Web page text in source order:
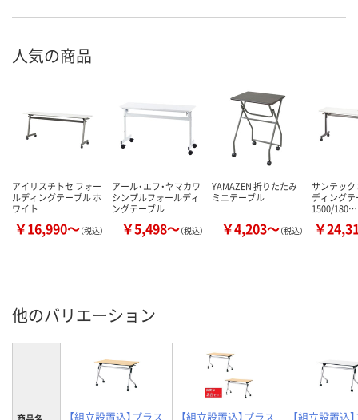
人気の商品
アイリスチトセ フォー
ルディングテーブル ホ
ワイト
￥16,990～（税込）
アール・エフ・ヤマカワ
シンプルフォールディ
ングテーブル
￥5,498～（税込）
YAMAZEN 折りたたみ
ミニテーブル
￥4,203～（税込）
サンテック
ディング
1500/180…
￥
他のバリエーション
【組立設置込】プラス 【組立設置込】プラス 【組立設置込